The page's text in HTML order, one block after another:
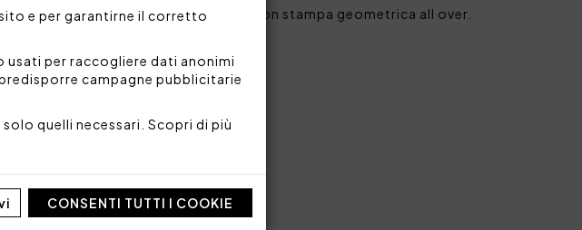
e per garantirne il corretto
usati per raccogliere dati anonimi
campagne pubblicitarie
quelli necessari. Scopri di più
CONSENTI TUTTI I COOKIE
per letto singolo trapuntato con stampa geometrica all over.
sopra: 100% percalle di cotone
sotto: 100% cotone
100% poliestere 90 g/mq
180 x 270
Busta